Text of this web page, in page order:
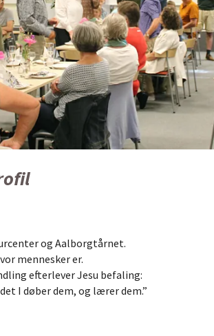
og Aalborgtårnet.
mennesker er.
efterlever Jesu befaling:
I døber dem, og lærer dem.”